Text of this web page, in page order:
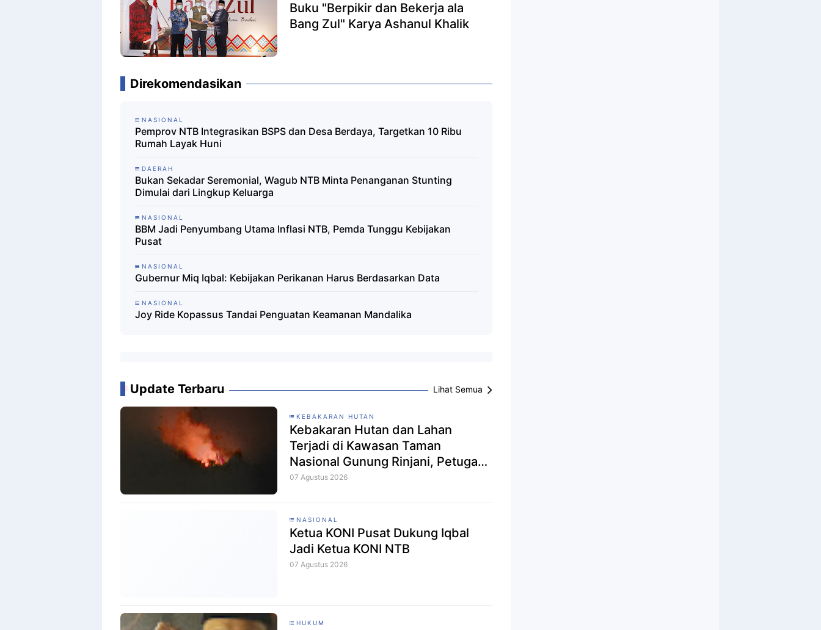
Buku "Berpikir dan Bekerja ala
Bang Zul" Karya Ashanul Khalik
Direkomendasikan
NASIONAL
Pemprov NTB Integrasikan BSPS dan Desa Berdaya, Targetkan 10 Ribu
Rumah Layak Huni ‎
DAERAH
Bukan Sekadar Seremonial, Wagub NTB Minta Penanganan Stunting
Dimulai dari Lingkup Keluarga
NASIONAL
BBM Jadi Penyumbang Utama Inflasi NTB, Pemda Tunggu Kebijakan
Pusat
NASIONAL
Gubernur Miq Iqbal: Kebijakan Perikanan Harus Berdasarkan Data
NASIONAL
Joy Ride Kopassus Tandai Penguatan Keamanan Mandalika
Update Terbaru Lihat Semua
KEBAKARAN HUTAN
Kebakaran Hutan dan Lahan
Terjadi di Kawasan Taman
Nasional Gunung Rinjani, Petugas
Gabungan Dikerahkan
07 Agustus 2026
NASIONAL
Ketua KONI Pusat Dukung Iqbal
Jadi Ketua KONI NTB
07 Agustus 2026
HUKUM